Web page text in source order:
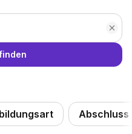
Abschluss